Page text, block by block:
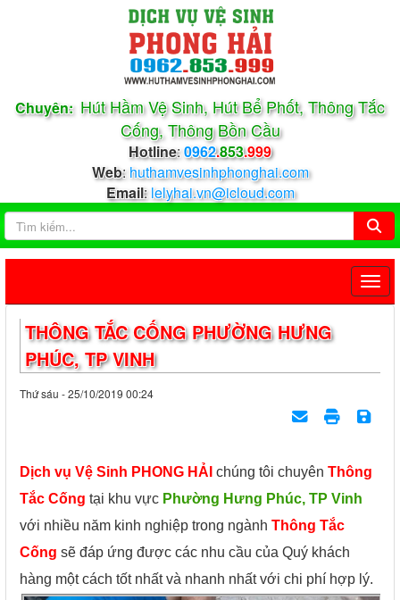
Chuyên: Hút Hầm Vệ Sinh, Hút Bể Phốt, Thông Tắc
Cống, Thông Bồn Cầu
Hotline:0962.853.999
Web: huthamvesinhphonghai.com
Email:lelyhai.vn@icloud.com
THÔNG TẮC CỐNG PHƯỜNG HƯNG
PHÚC, TP VINH
Thứ sáu - 25/10/2019 00:24
Dịch vụ Vệ Sinh PHONG HẢI chúng tôi chuyên Thông
Tắc Cống tại khu vực Phường Hưng Phúc, TP Vinh
với nhiều năm kinh nghiệp trong ngành Thông Tắc
Cống sẽ đáp ứng được các nhu cầu của Quý khách
hàng một cách tốt nhất và nhanh nhất với chi phí hợp lý.